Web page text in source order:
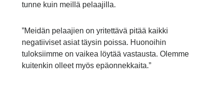
tunne kuin meillä pelaajilla.
”Meidän pelaajien on yritettävä pitää kaikki
negatiiviset asiat täysin poissa. Huonoihin
tuloksiimme on vaikea löytää vastausta. Olemme
kuitenkin olleet myös epäonnekkaita.”